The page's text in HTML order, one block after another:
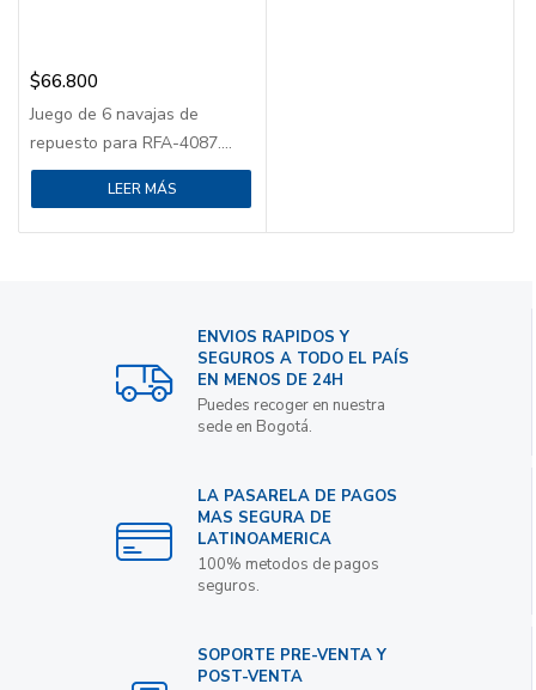
$66.800
Juego de 6 navajas de
repuesto para RFA-4087....
LEER MÁS
ENVIOS RAPIDOS Y
SEGUROS A TODO EL PAÍS
EN MENOS DE 24H
Puedes recoger en nuestra
sede en Bogotá.
LA PASARELA DE PAGOS
MAS SEGURA DE
LATINOAMERICA
100% metodos de pagos
seguros.
SOPORTE PRE-VENTA Y
POST-VENTA